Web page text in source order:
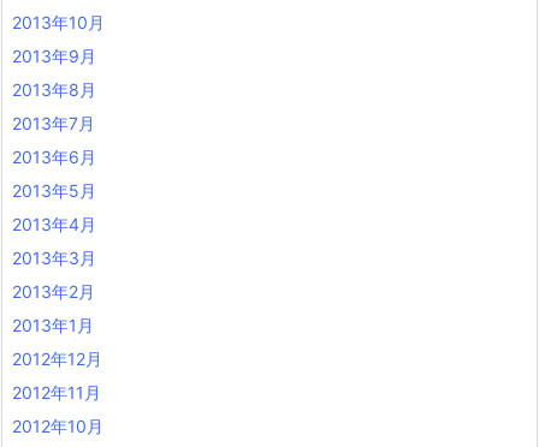
2013年10月
2013年9月
2013年8月
2013年7月
2013年6月
2013年5月
2013年4月
2013年3月
2013年2月
2013年1月
2012年12月
2012年11月
2012年10月